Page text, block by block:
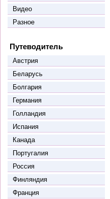
Видео
Разное
Путеводитель
Австрия
Беларусь
Болгария
Германия
Голландия
Испания
Канада
Португалия
Россия
Финляндия
Франция